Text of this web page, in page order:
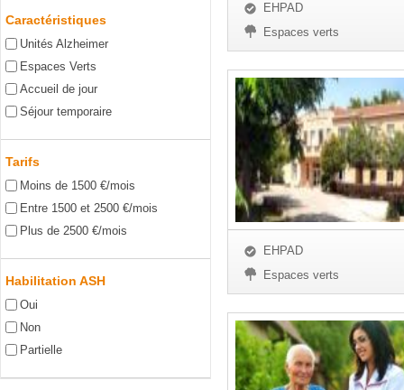
Caractéristiques
Unités Alzheimer
Espaces Verts
Accueil de jour
Séjour temporaire
Tarifs
Moins de 1500 €/mois
Entre 1500 et 2500 €/mois
Plus de 2500 €/mois
Habilitation ASH
Oui
Non
Partielle
EHPAD
Espaces verts
EHPAD
Espaces verts